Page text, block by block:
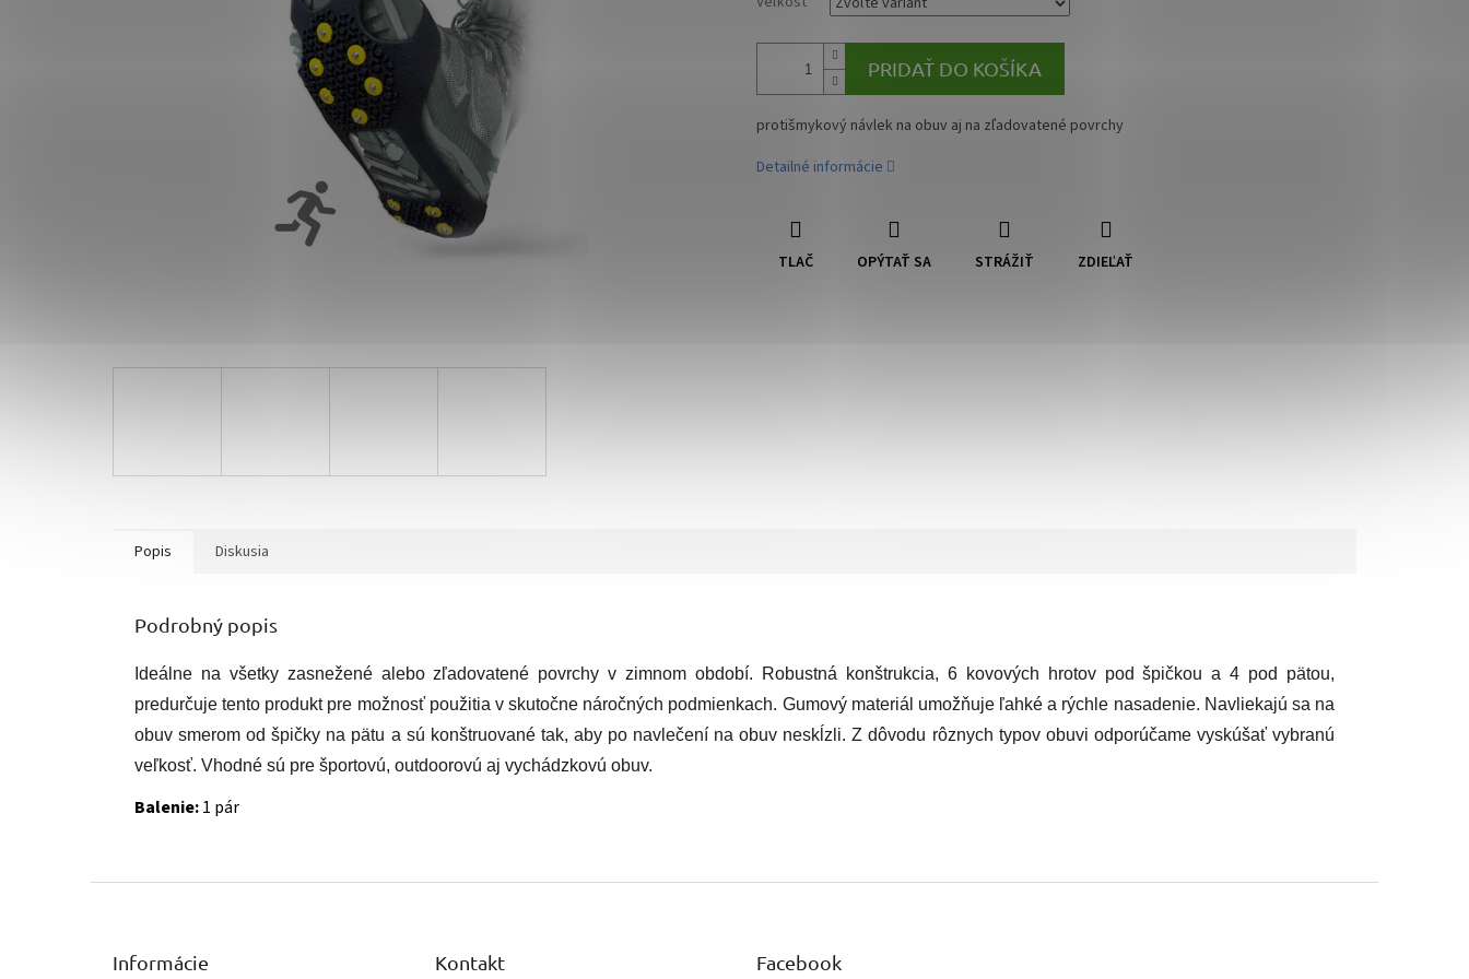
PRIDAŤ DO KOŠÍKA
protišmykový návlek na obuv aj na zľadovatené povrchy
Detailné informácie
TLAČ OPÝTAŤ SA STRÁŽIŤ ZDIEĽAŤ
Popis Diskusia
Podrobný popis
Ideálne na všetky zasnežené alebo zľadovatené povrchy v zimnom období. Robustná konštrukcia, 6 kovových hrotov pod špičkou a 4 pod pätou,
predurčuje tento produkt pre možnosť použitia v skutočne náročných podmienkach. Gumový materiál umožňuje ľahké a rýchle nasadenie. Navliekajú sa na
obuv smerom od špičky na pätu a sú konštruované tak, aby po navlečení na obuv neskĺzli. Z dôvodu rôznych typov obuvi odporúčame vyskúšať vybranú
veľkosť. Vhodné sú pre športovú, outdoorovú aj vychádzkovú obuv.
Balenie:1 pár
Informácie Kontakt Facebook